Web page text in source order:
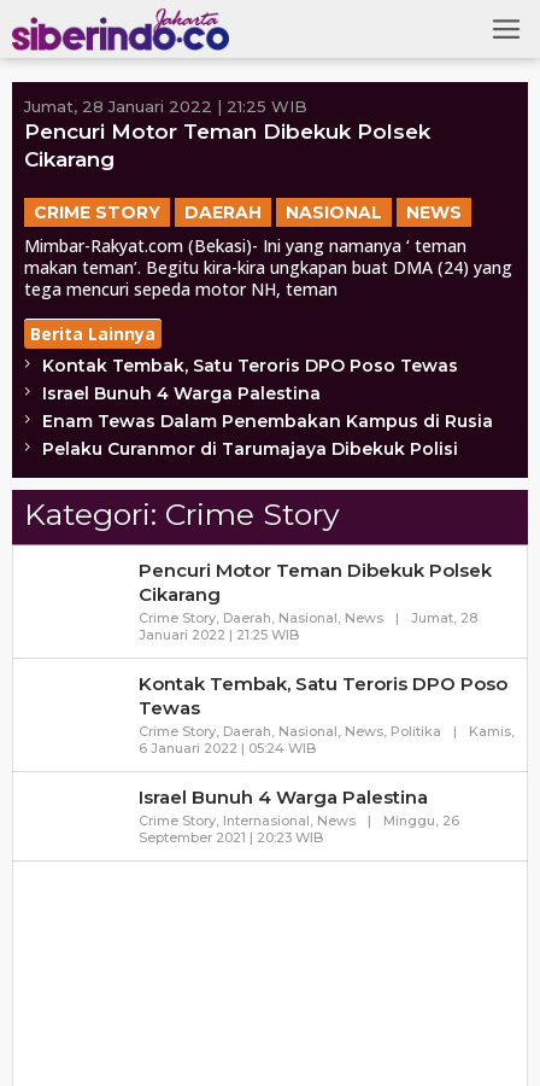
to
content
Jumat, 28 Januari 2022 | 21:25 WIB
Pencuri Motor Teman Dibekuk Polsek
Cikarang
CRIME STORY DAERAH NASIONAL NEWS
Mimbar-Rakyat.com (Bekasi)- Ini yang namanya ‘ teman
makan teman’. Begitu kira-kira ungkapan buat DMA (24) yang
tega mencuri sepeda motor NH, teman
Berita Lainnya
Kontak Tembak, Satu Teroris DPO Poso Tewas
Israel Bunuh 4 Warga Palestina
Enam Tewas Dalam Penembakan Kampus di Rusia
Pelaku Curanmor di Tarumajaya Dibekuk Polisi
Kategori: Crime Story
Pencuri Motor Teman Dibekuk Polsek
Cikarang
Crime Story, Daerah, Nasional, News |
Jumat, 28
Januari 2022 | 21:25 WIBOleh
Kontak Tembak, Satu Teroris DPO Poso
Tewas
Crime Story, Daerah, Nasional, News, Politika |
Kamis,
6 Januari 2022 | 05:24 WIBOleh
Israel Bunuh 4 Warga Palestina
Crime Story, Internasional, News |
Minggu, 26
September 2021 | 20:23 WIBOleh